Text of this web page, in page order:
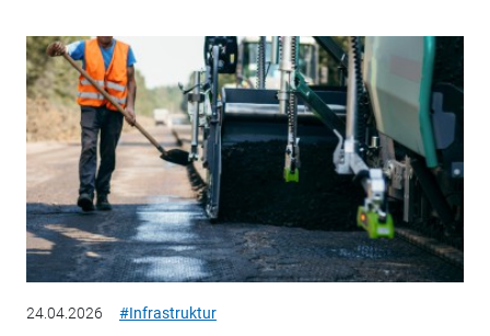
24.04.2026 #Infrastruktur